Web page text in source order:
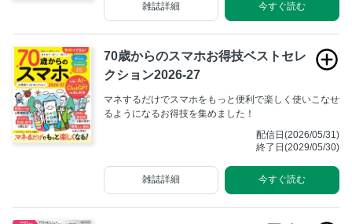
今すぐ読む
雑誌詳細
70歳からのスマホお得技ベストセレ
クション2026-27
マネするだけでスマホをもっと便利で楽しく使いこなせ
るようになるお得技を集めました！
配信日(2026/05/31)
終了日(2029/05/30)
今すぐ読む
雑誌詳細